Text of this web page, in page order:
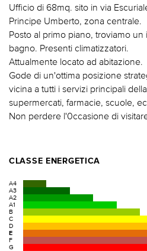
Ufficio di 68mq. sito in via
Principe Umberto, zona centrale.
Posto al primo piano, troviamo
bagno. Presenti climatizzatori.
Attualmente locato ad abitazione.
Gode di un'ottima posizione
vicina a tutti i servizi principali
supermercati, farmacie, scuole,
Non perdere l'0ccasione di
CLASSE ENERGETICA
A4
A3
A2
A1
B
C
D
E
F
G